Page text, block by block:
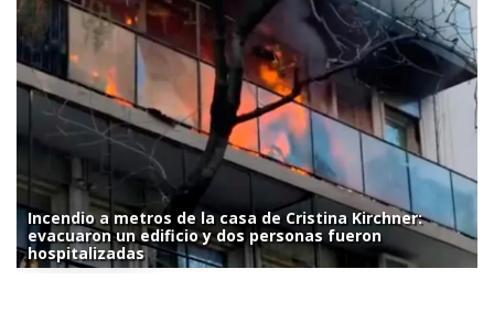
Incendio a metros de la casa de Cristina Kirchner:
evacuaron un edificio y dos personas fueron
hospitalizadas